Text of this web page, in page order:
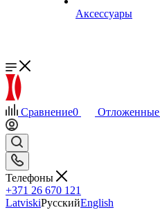
Аксессуары
Сравнение0 Отложенные
Телефоны
+371 26 670 121
LatviskiРусскийEnglish